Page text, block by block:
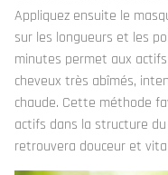
Appliquez ensuite le
sur les longueurs et les
minutes permet aux
cheveux très abîmés,
chaude. Cette méthode
actifs dans la structure
retrouvera douceur et